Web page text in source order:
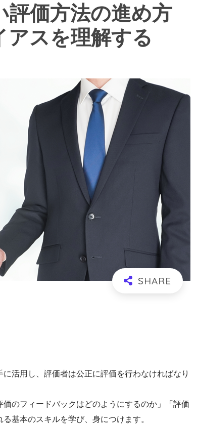
評価方法の進め方
アスを理解する
活用し、評価者は公正に評価を行わなければなり
のフィードバックはどのようにするのか」「評価
基本のスキルを学び、身につけます。